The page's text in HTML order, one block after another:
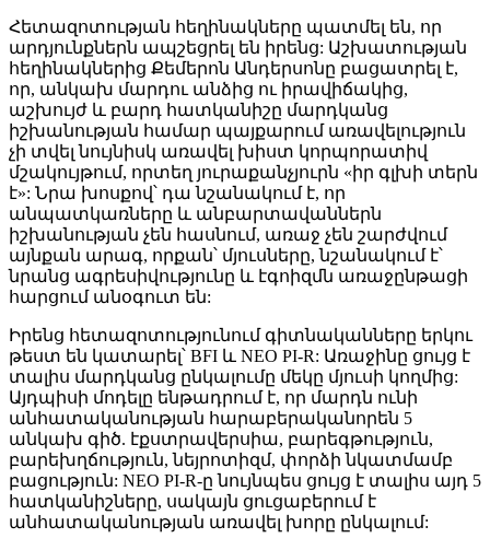
Հետազոտության հեղինակները պատմել են, որ
արդյունքներն ապշեցրել են իրենց: Աշխատության
հեղինակներից Քեմերոն Անդերսոնը բացատրել է,
որ, անկախ մարդու անձից ու իրավիճակից,
աշխույժ և բարդ հատկանիշը մարդկանց
իշխանության համար պայքարում առավելություն
չի տվել նույնիսկ առավել խիստ կորպորատիվ
մշակույթում, որտեղ յուրաքանչյուրն «իր գլխի տերն
է»: Նրա խոսքով՝ դա նշանակում է, որ
անպատկառները և անբարտավաններն
իշխանության չեն հասնում, առաջ չեն շարժվում
այնքան արագ, որքան՝ մյուսները, նշանակում է՝
նրանց ագրեսիվությունը և էգոիզմն առաջընթացի
հարցում անօգուտ են:
Իրենց հետազոտությունում գիտնականները երկու
թեստ են կատարել՝ BFI և NEO PI-R: Առաջինը ցույց է
տալիս մարդկանց ընկալումը մեկը մյուսի կողմից:
Այդպիսի մոդելը ենթադրում է, որ մարդն ունի
անհատականության հարաբերականորեն 5
անկախ գիծ. էքստրավերսիա, բարեգթություն,
բարեխղճություն, նեյրոտիզմ, փորձի նկատմամբ
բացություն: NEO PI-R-ը նույնպես ցույց է տալիս այդ 5
հատկանիշները, սակայն ցուցաբերում է
անհատականության առավել խորը ընկալում: